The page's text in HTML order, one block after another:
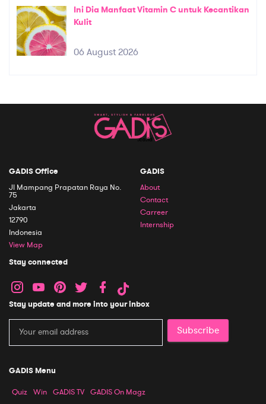
Ini Dia Manfaat Vitamin C untuk Kecantikan
Kulit
06 August 2026
GADIS Office
Jl Mampang Prapatan Raya No.
75
Jakarta
12790
Indonesia
View Map
GADIS
About
Contact
Carreer
Internship
Stay connected
Stay update and more into your inbox
Subscribe
GADIS Menu
Quiz Win GADIS TV GADIS On Magz